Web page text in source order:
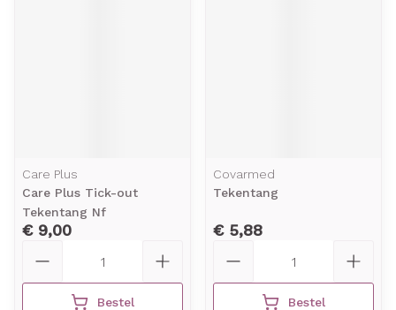
Care Plus
Care Plus Tick-out
Tekentang Nf
€ 9,00
Bestel
Covarmed
Tekentang
€ 5,88
Bestel